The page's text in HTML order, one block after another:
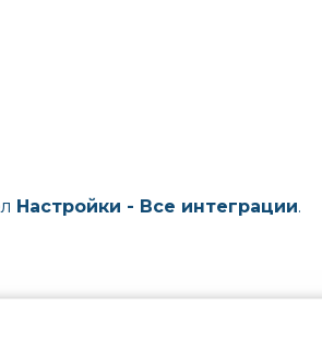
Настройки - Все интеграции.